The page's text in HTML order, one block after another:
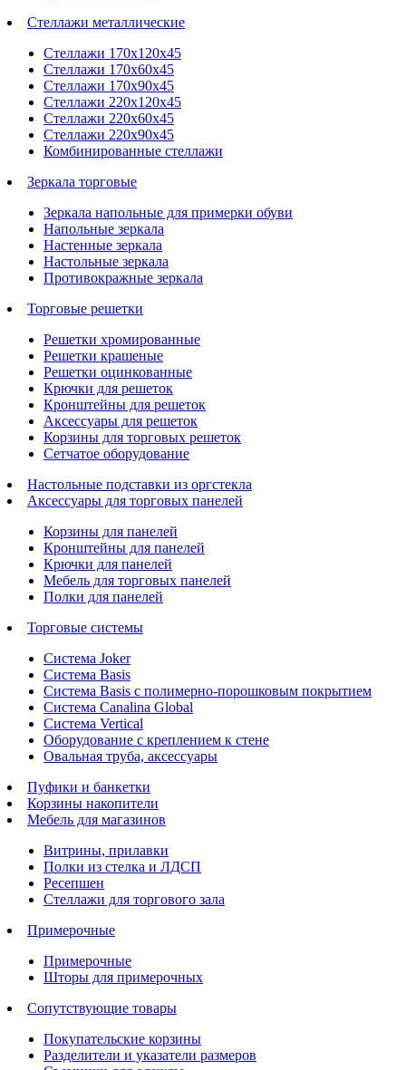
Стеллажи металлические
Стеллажи 170х120х45
Стеллажи 170х60х45
Стеллажи 170х90х45
Стеллажи 220х120х45
Стеллажи 220х60х45
Стеллажи 220х90х45
Комбинированные стеллажи
Зеркала торговые
Зеркала напольные для примерки обуви
Напольные зеркала
Настенные зеркала
Настольные зеркала
Противокражные зеркала
Торговые решетки
Решетки хромированные
Решетки крашеные
Решетки оцинкованные
Крючки для решеток
Кронштейны для решеток
Аксессуары для решеток
Корзины для торговых решеток
Сетчатое оборудование
Настольные подставки из оргстекла
Аксессуары для торговых панелей
Корзины для панелей
Кронштейны для панелей
Крючки для панелей
Мебель для торговых панелей
Полки для панелей
Торговые системы
Система Joker
Система Basis
Система Basis с полимерно-порошковым покрытием
Система Canalina Global
Система Vertical
Оборудование с креплением к стене
Овальная труба, аксессуары
Пуфики и банкетки
Корзины накопители
Мебель для магазинов
Витрины, прилавки
Полки из стелка и ЛДСП
Ресепшен
Стеллажи для торгового зала
Примерочные
Примерочные
Шторы для примерочных
Сопутствующие товары
Покупательские корзины
Разделители и указатели размеров